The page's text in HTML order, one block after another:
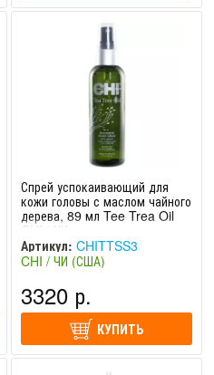
Спрей успокаивающий для
кожи головы с маслом чайного
дерева, 89 мл Tee Trea Oil
CHI / ЧИ
Артикул: CHITTSS3
CHI / ЧИ (США)
3320 р.
КУПИТЬ